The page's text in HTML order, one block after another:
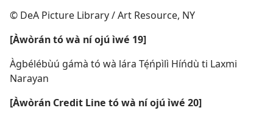
© DeA Picture Library / Art Resource, NY
[Àwòrán tó wà ní ojú ìwé 19]
Àgbélébùú gámà tó wà lára Tẹ́ńpìlì Híńdù ti Laxmi
Narayan
[Àwòrán Credit Line tó wà ní ojú ìwé 20]